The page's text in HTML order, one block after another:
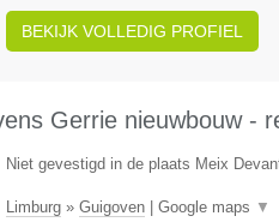
BEKIJK VOLLEDIG PROFIEL
Gerrie nieuwbouw -
Niet gevestigd in de plaats Meix
Limburg» Guigoven| Google maps ▼